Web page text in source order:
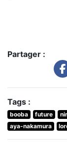
Partager :
Tags :
booba future
aya-nakamura